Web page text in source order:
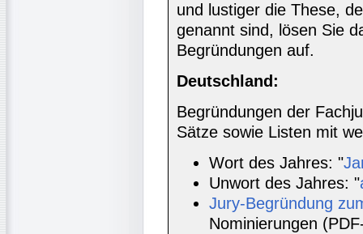
und lustiger die These,
genannt sind, lösen Sie
Begründungen auf.
Deutschland:
Begründungen der
Sätze sowie Listen mit
Wort des Jahres: "
Unwort des Jahres: "
Jury-Begründung
Nominierungen